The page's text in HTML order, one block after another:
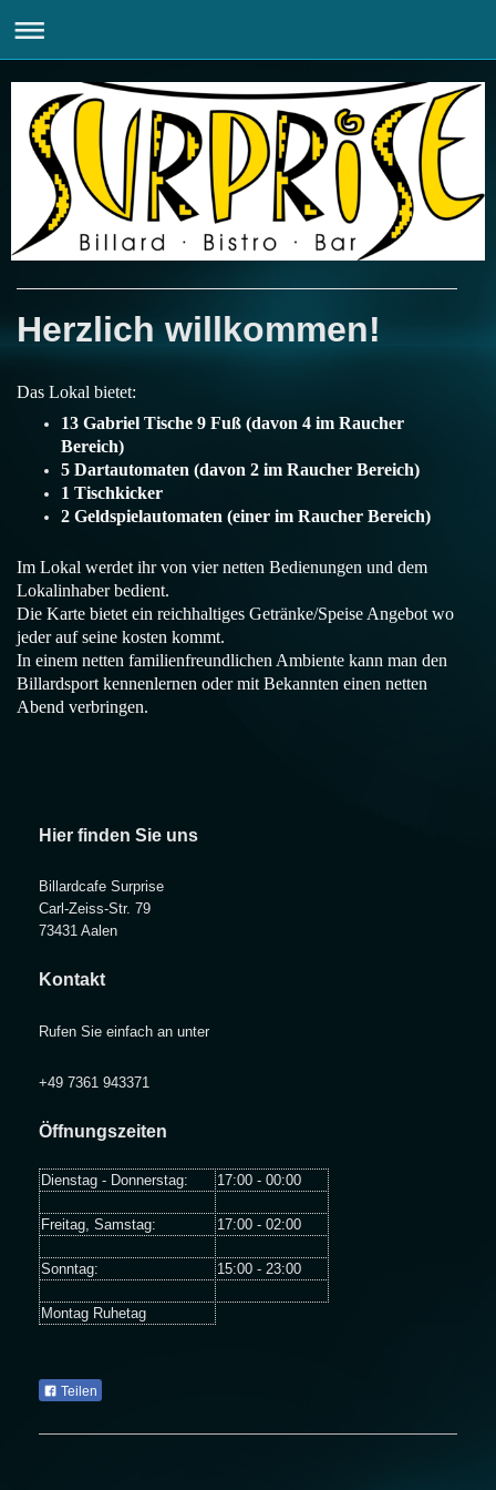
Herzlich willkommen!
Das Lokal bietet:
13 Gabriel Tische 9 Fuß (davon 4 im Raucher
Bereich)
5 Dartautomaten (davon 2 im Raucher Bereich)
1 Tischkicker
2 Geldspielautomaten (einer im Raucher Bereich)
Im Lokal werdet ihr von vier netten Bedienungen und dem
Lokalinhaber bedient.
Die Karte bietet ein reichhaltiges Getränke/Speise Angebot wo
jeder auf seine kosten kommt.
In einem netten familienfreundlichen Ambiente kann man den
Billardsport kennenlernen oder mit Bekannten einen netten
Abend verbringen.
Hier finden Sie uns
Billardcafe Surprise
Carl-Zeiss-Str. 79
73431 Aalen
Kontakt
Rufen Sie einfach an unter
+49 7361 943371
Öffnungszeiten
Dienstag - Donnerstag: 17:00 - 00:00
Freitag, Samstag: 17:00 - 02:00
Sonntag: 15:00 - 23:00
Montag Ruhetag
Teilen